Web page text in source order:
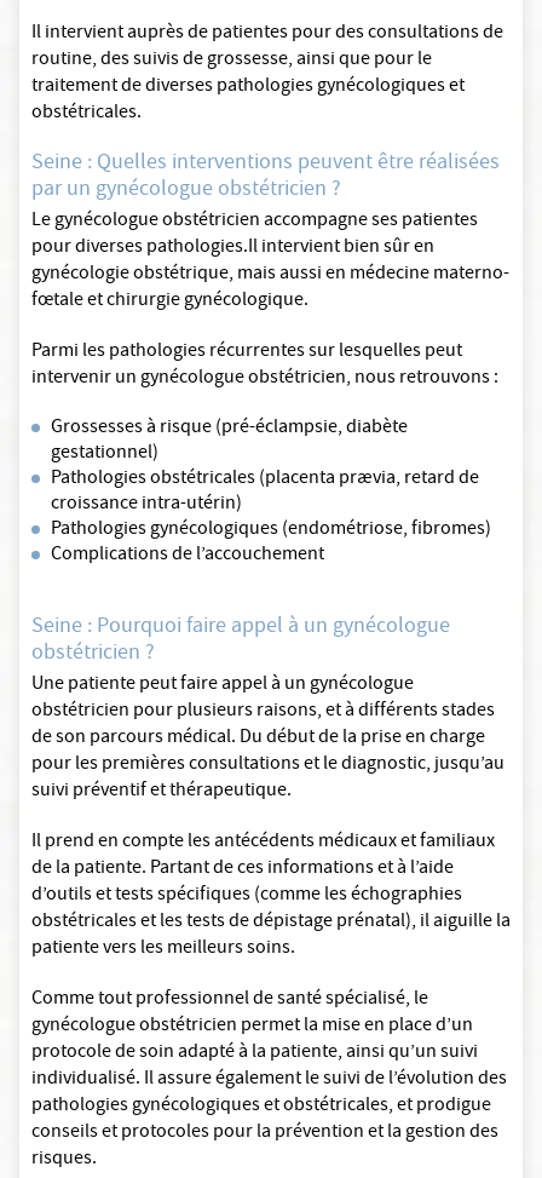
Il intervient auprès de patientes pour des consultations de
routine, des suivis de grossesse, ainsi que pour le
traitement de diverses pathologies gynécologiques et
obstétricales.
Seine : Quelles interventions peuvent être réalisées
par un gynécologue obstétricien ?
Le gynécologue obstétricien accompagne ses patientes
pour diverses pathologies.Il intervient bien sûr en
gynécologie obstétrique, mais aussi en médecine materno-
fœtale et chirurgie gynécologique.
Parmi les pathologies récurrentes sur lesquelles peut
intervenir un gynécologue obstétricien, nous retrouvons :
Grossesses à risque (pré-éclampsie, diabète
gestationnel)
Pathologies obstétricales (placenta prævia, retard de
croissance intra-utérin)
Pathologies gynécologiques (endométriose, fibromes)
Complications de l’accouchement
Seine : Pourquoi faire appel à un gynécologue
obstétricien ?
Une patiente peut faire appel à un gynécologue
obstétricien pour plusieurs raisons, et à différents stades
de son parcours médical. Du début de la prise en charge
pour les premières consultations et le diagnostic, jusqu’au
suivi préventif et thérapeutique.
Il prend en compte les antécédents médicaux et familiaux
de la patiente. Partant de ces informations et à l’aide
d’outils et tests spécifiques (comme les échographies
obstétricales et les tests de dépistage prénatal), il aiguille la
patiente vers les meilleurs soins.
Comme tout professionnel de santé spécialisé, le
gynécologue obstétricien permet la mise en place d’un
protocole de soin adapté à la patiente, ainsi qu’un suivi
individualisé. Il assure également le suivi de l’évolution des
pathologies gynécologiques et obstétricales, et prodigue
conseils et protocoles pour la prévention et la gestion des
risques.